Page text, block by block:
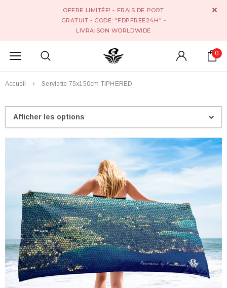
OFFRE LIMITÉE! - FRAIS DE PORT
GRATUIT - CODE: "FDPFREE24H" -
LIVRAISON WORLDWIDE
0
Accueil Serviette 75x150cm TIPHERED
Afficher les options